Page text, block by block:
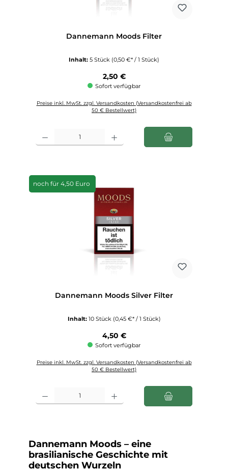
Dannemann Moods Filter
Inhalt: 5 Stück (0,50 €* / 1 Stück)
Regulärer Preis:
2,50 €
Sofort verfügbar
Preise inkl. MwSt. zzgl. Versandkosten (Versandkostenfrei ab
50 € Bestellwert)
Produkt Anzahl: Gib den gewünschten Wert ein oder benutze die
noch für 4,50 Euro
Dannemann Moods Silver Filter
Inhalt: 10 Stück (0,45 €* / 1 Stück)
Regulärer Preis:
4,50 €
Sofort verfügbar
Preise inkl. MwSt. zzgl. Versandkosten (Versandkostenfrei ab
50 € Bestellwert)
Produkt Anzahl: Gib den gewünschten Wert ein oder benutze die
Dannemann Moods – eine
brasilianische Geschichte mit
deutschen Wurzeln